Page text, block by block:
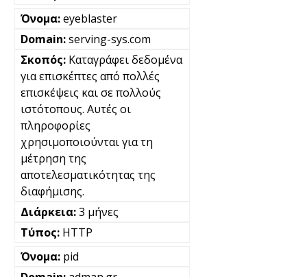
eyeblaster
serving-sys.com
Καταγράφει δεδομένα
για επισκέπτες από πολλές
επισκέψεις και σε πολλούς
ιστότοπους. Αυτές οι
πληροφορίες
χρησιμοποιούνται για τη
μέτρηση της
αποτελεσματικότητας της
διαφήμισης.
3 μήνες
HTTP
pid